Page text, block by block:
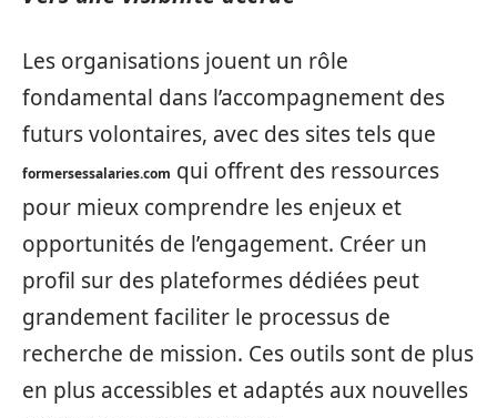
Les organisations jouent un rôle
fondamental dans l’accompagnement des
futurs volontaires, avec des sites tels que
formersessalaries.com qui offrent des ressources
pour mieux comprendre les enjeux et
opportunités de l’engagement. Créer un
profil sur des plateformes dédiées peut
grandement faciliter le processus de
recherche de mission. Ces outils sont de plus
en plus accessibles et adaptés aux nouvelles